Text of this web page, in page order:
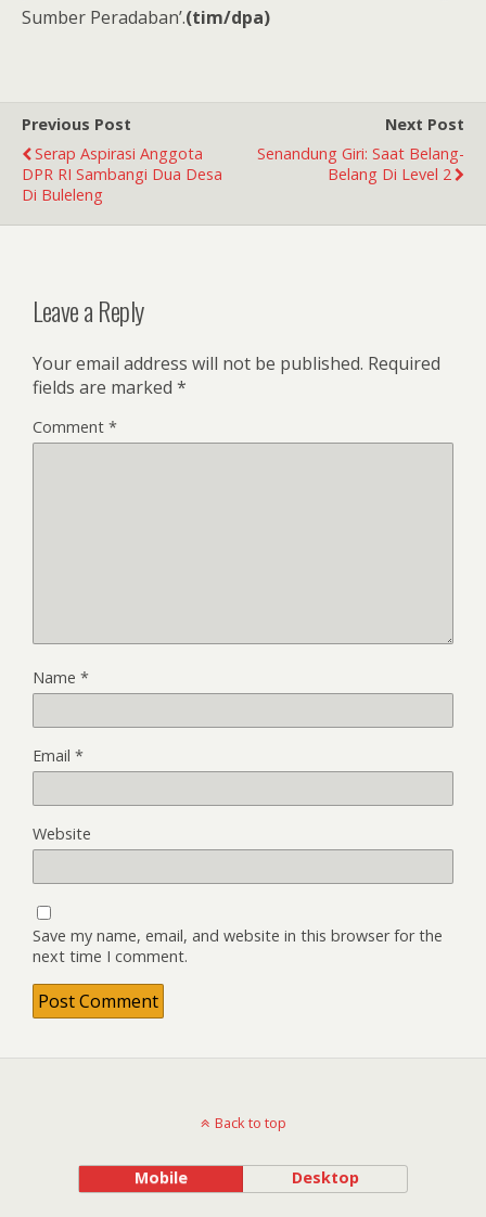
Sumber Peradaban’.(tim/dpa)
Previous Post
Serap Aspirasi Anggota
DPR RI Sambangi Dua Desa
Di Buleleng
Next Post
Senandung Giri: Saat Belang-
Belang Di Level 2
Leave a Reply
Your email address will not be published. Required
fields are marked *
Comment *
Name *
Email *
Website
Save my name, email, and website in this browser for the
next time I comment.
Back to top
Mobile Desktop